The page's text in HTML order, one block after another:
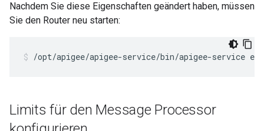
Nachdem Sie diese Eigenschaften geändert haben, müssen
Sie den Router neu starten:
/opt/apigee/apigee-service/bin/apigee-service
Limits für den Message Processor